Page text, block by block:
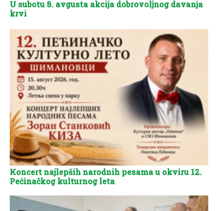
U subotu 8. avgusta akcija dobrovoljnog davanja
krvi
Koncert najlepših narodnih pesama u okviru 12.
Pećinačkog kulturnog leta